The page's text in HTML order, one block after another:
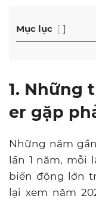
Mục lục
1. Những
er gặp
Những năm
lần 1 năm, mỗi
biến động lớn
lại xem năm